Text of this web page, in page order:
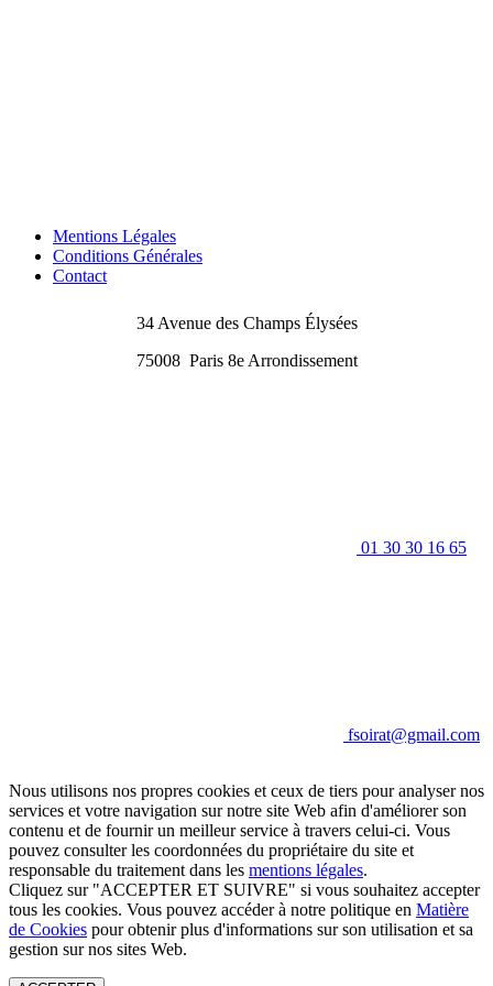
Mentions Légales
Conditions Générales
Contact
34 Avenue des Champs Élysées
75008 Paris 8e Arrondissement
01 30 30 16 65
fsoirat@gmail.com
Nous utilisons nos propres cookies et ceux de tiers pour analyser nos
services et votre navigation sur notre site Web afin d'améliorer son
contenu et de fournir un meilleur service à travers celui-ci. Vous
pouvez consulter les coordonnées du propriétaire du site et
responsable du traitement dans les mentions légales.
Cliquez sur "ACCEPTER ET SUIVRE" si vous souhaitez accepter
tous les cookies. Vous pouvez accéder à notre politique en Matière
de Cookies pour obtenir plus d'informations sur son utilisation et sa
gestion sur nos sites Web.